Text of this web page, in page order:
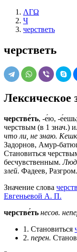
ΛΓΩ
Ч
черстветь
черстветь
Лексическое
черстве́ть, -е́ю, -е́ешь;
черствым (в 1 знач.)
что ли, не знаю.
Задорнов, Амур-
Становиться
бесчувственным.
злей. Фадеев, Разгром.
Значение слова
Евгеньевой А. П.
черстве́ть несов.
1. Становиться
2. перен.